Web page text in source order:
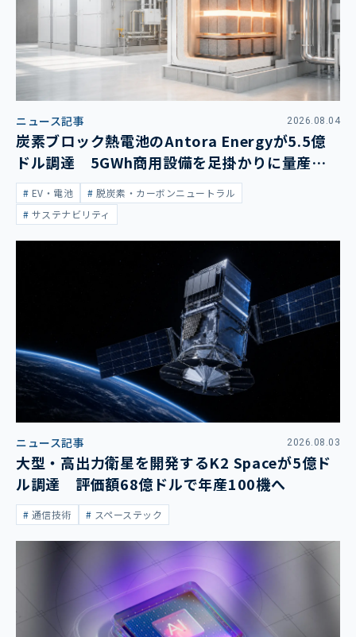
ニュース記事 2026.08.04
炭素ブロック熱電池のAntora Energyが5.5億
ドル調達 5GWh商用設備を足掛かりに量産拡
大EV・電池
脱炭素・カーボンニュートラル
サステナビリティ
ニュース記事 2026.08.03
大型・高出力衛星を開発するK2 Spaceが5億ド
ル調達 評価額68億ドルで年産100機へ
通信技術 スペーステック